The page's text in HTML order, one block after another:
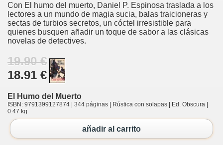
Con El humo del muerto, Daniel P. Espinosa traslada a los
lectores a un mundo de magia sucia, balas traicioneras y
sectas de turbios secretos, un cóctel irresistible para
quienes busquen añadir un toque de sabor a las clásicas
novelas de detectives.
19.90 €
18.91 €
El Humo del Muerto
ISBN: 9791399127874 | 344 páginas | Rústica con solapas | Ed. Obscura |
0.47 kg
añadir al carrito